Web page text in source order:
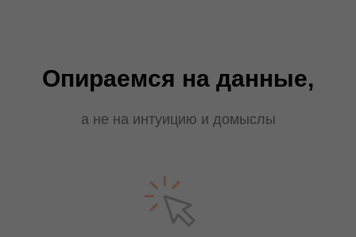
Опираемся на данные,
а не на интуицию и домыслы